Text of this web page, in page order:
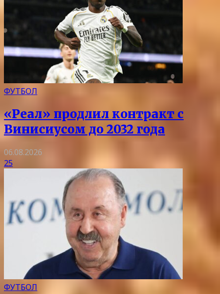
ФУТБОЛ
«Реал» продлил контракт с
Винисиусом до 2032 года
06.08.2026
25
ФУТБОЛ